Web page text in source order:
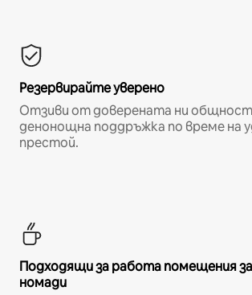
Резервирайте уверено
Отзиви от доверената ни
денонощна поддръжка по време на
престой.
Подходящи за работа помещения
номади